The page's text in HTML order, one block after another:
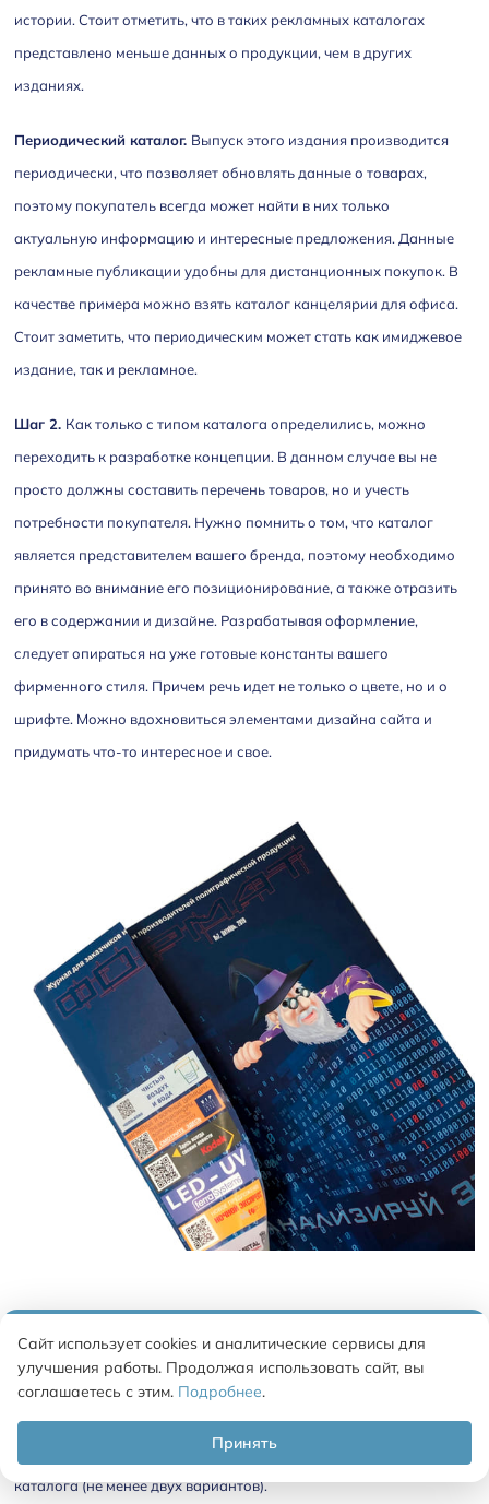
истории. Стоит отметить, что в таких рекламных каталогах
представлено меньше данных о продукции, чем в других
изданиях.
Периодический каталог. Выпуск этого издания производится
периодически, что позволяет обновлять данные о товарах,
поэтому покупатель всегда может найти в них только
актуальную информацию и интересные предложения. Данные
рекламные публикации удобны для дистанционных покупок. В
качестве примера можно взять каталог канцелярии для офиса.
Стоит заметить, что периодическим может стать как имиджевое
издание, так и рекламное.
Шаг 2. Как только с типом каталога определились, можно
переходить к разработке концепции. В данном случае вы не
просто должны составить перечень товаров, но и учесть
потребности покупателя. Нужно помнить о том, что каталог
является представителем вашего бренда, поэтому необходимо
принято во внимание его позиционирование, а также отразить
его в содержании и дизайне. Разрабатывая оформление,
следует опираться на уже готовые константы вашего
фирменного стиля. Причем речь идет не только о цвете, но и о
шрифте. Можно вдохновиться элементами дизайна сайта и
придумать что-то интересное и свое.
композиции. Следует набросать примерное расположение
основных элементов, а лучше, если у вас будет несколько
вариантов, чтобы выбрать наиболее подходящий и отвечающий
требованиям проекта. Кроме того, нужно продумать обложку
каталога (не менее двух вариантов).
Сайт использует cookies и аналитические сервисы для
улучшения работы. Продолжая использовать сайт, вы
соглашаетесь с этим. Подробнее.
Принять